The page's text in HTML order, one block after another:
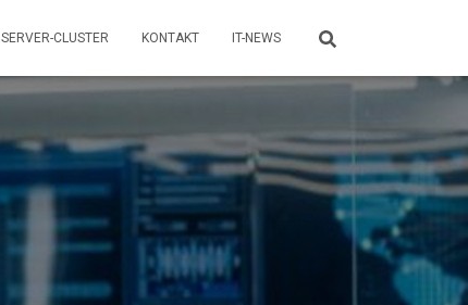
SERVER-CLUSTER KONTAKT IT-NEWS